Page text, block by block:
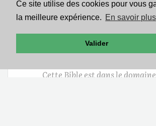
Ce site utilise des cookies pour vous
la meilleure expérience. En savoir plus
Valider
l’ouragan, au jour de la
15et leur roi s’en ira captif,
grands tous ensemble, dit
Cette Bible est dans le